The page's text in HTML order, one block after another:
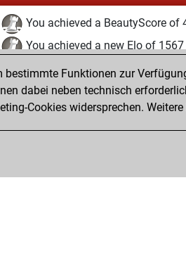
You achieved a BeautyScore of
You achieved a new Elo of 1567
Mittwoch, Juli 5, 2023
You created your Fritz account
Funktionen zur
dabei neben technisch
Cookies widersprechen.